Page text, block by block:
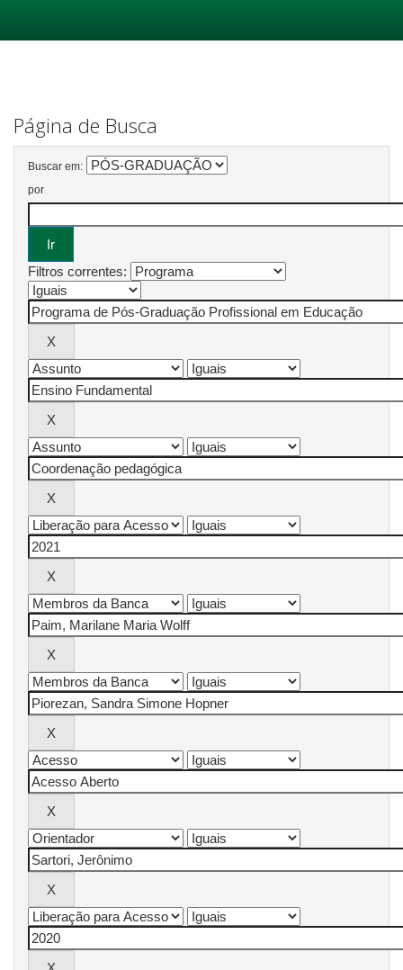
Página de Busca
Buscar em:
por
Filtros correntes: